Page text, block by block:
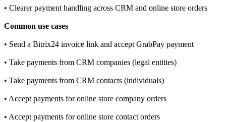
• Clearer payment handling across CRM and online store orders
Common use cases
• Send a Bitrix24 invoice link and accept GrabPay payment
• Take payments from CRM companies (legal entities)
• Take payments from CRM contacts (individuals)
• Accept payments for online store company orders
• Accept payments for online store contact orders